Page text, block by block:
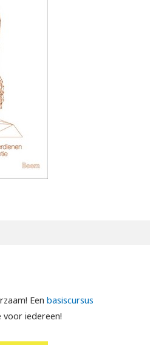
Een basiscursus
iedereen!